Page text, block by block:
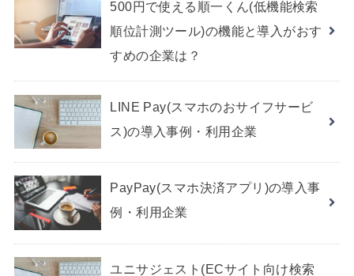
500円で使える順一くん(低機能検索
順位計測ツール)の機能と導入がおす
すめの企業は？
LINE Pay(スマホのおサイフサービ
ス)の導入事例・利用企業
PayPay(スマホ決済アプリ)の導入事
例・利用企業
ユニサジェスト(ECサイト向け検索